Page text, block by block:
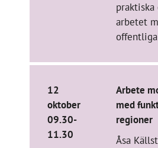
praktiska
arbetet
12
oktober
09.30-
11.30
Arbete
med
regioner
Åsa